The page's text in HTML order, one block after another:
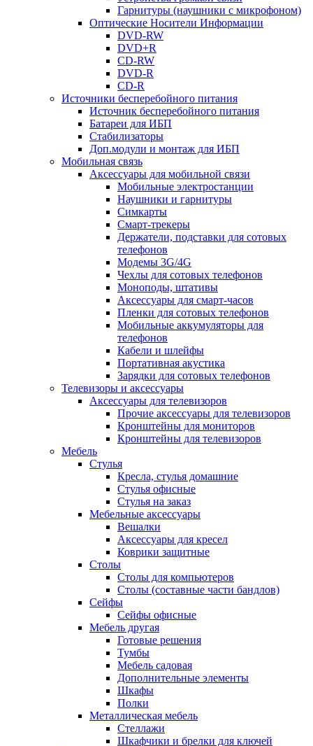
Гарнитуры (наушники с микрофоном)
Оптические Носители Информации
DVD-RW
DVD+R
CD-RW
DVD-R
CD-R
Источники бесперебойного питания
Источник бесперебойного питания
Батареи для ИБП
Стабилизаторы
Доп.модули и монтаж для ИБП
Мобильная связь
Аксессуары для мобильной связи
Мобильные электростанции
Наушники и гарнитуры
Симкарты
Смарт-трекеры
Держатели, подставки для сотовых
телефонов
Модемы 3G/4G
Чехлы для сотовых телефонов
Моноподы, штативы
Аксессуары для смарт-часов
Пленки для сотовых телефонов
Мобильные аккумуляторы для
телефонов
Кабели и шлейфы
Портативная акустика
Зарядки для сотовых телефонов
Телевизоры и аксессуары
Аксессуары для телевизоров
Прочие аксессуары для телевизоров
Кронштейны для мониторов
Кронштейны для телевизоров
Мебель
Стулья
Кресла, стулья домашние
Стулья офисные
Стулья на заказ
Мебельные аксессуары
Вешалки
Аксессуары для кресел
Коврики защитные
Столы
Столы для компьютеров
Столы (составные части бандлов)
Сейфы
Сейфы офисные
Мебель другая
Готовые решения
Тумбы
Мебель садовая
Дополнительные элементы
Шкафы
Полки
Металлическая мебель
Стеллажи
Шкафчики и брелки для ключей